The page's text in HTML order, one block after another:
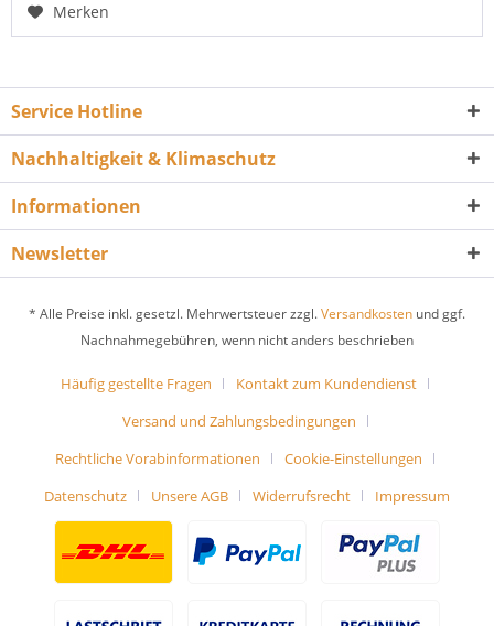
Merken
Service Hotline
Nachhaltigkeit & Klimaschutz
Informationen
Newsletter
* Alle Preise inkl. gesetzl. Mehrwertsteuer zzgl.Versandkosten und ggf.
Nachnahmegebühren, wenn nicht anders beschrieben
Häufig gestellte Fragen
Kontakt zum Kundendienst
Versand und Zahlungsbedingungen
Rechtliche Vorabinformationen
Cookie-Einstellungen
Datenschutz
Unsere AGB Widerrufsrecht Impressum